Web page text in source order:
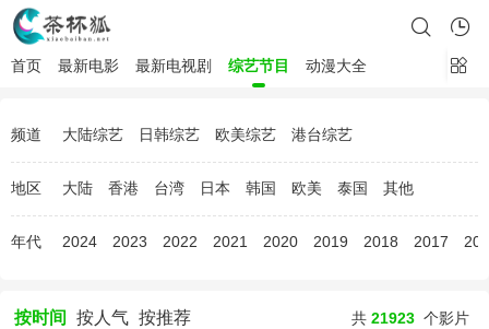
首页 最新电影 最新电视剧 综艺节目 动漫大全
频道 大陆综艺 日韩综艺 欧美综艺 港台综艺
地区 大陆 香港 台湾 日本 韩国 欧美 泰国 其他
年代 2024 2023 2022 2021 2020 2019 2018 2017
按时间 按人气 按推荐 共 21923 个影片